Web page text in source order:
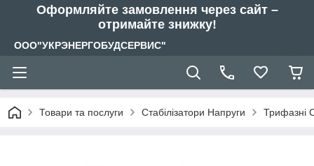
Оформляйте замовлення через сайт –
отримайте знижку!
ООО"УКРЭНЕРГОБУДСЕРВИС"
Товари та послуги Стабілізатори Напруги Трифазні